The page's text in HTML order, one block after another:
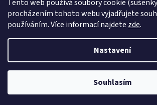
Tento web používá soubory cookie
procházením tohoto webu vyjadřujete
používáním. Více informací najdete zde.
Nastavení
Souhlasím
Produkty jsou do obchodu přidávány průběžně.
Copyright 2026Herní doupě DEJF. Všechna
Upravit nastavení cookies